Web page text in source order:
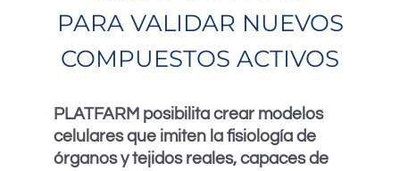
PARA VALIDAR NUEVOS
COMPUESTOS ACTIVOS
PLATFARM posibilita crear modelos
celulares que imiten la fisiología de
órganos y tejidos reales, capaces de